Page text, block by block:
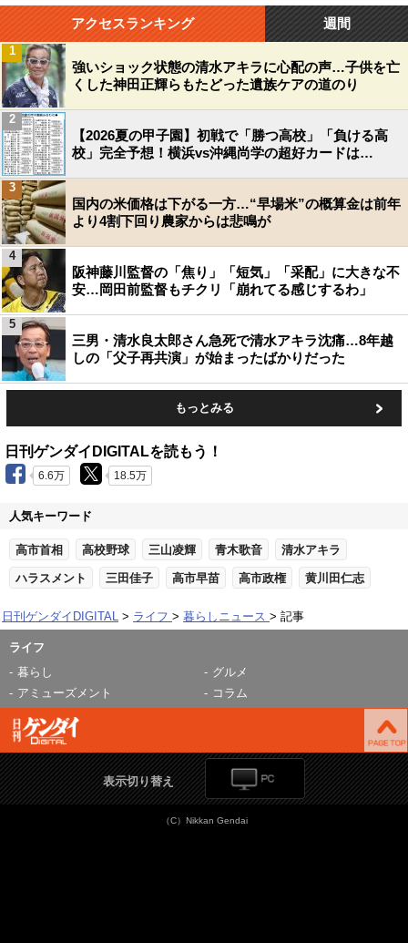
アクセスランキング 週間
強いショック状態の清水アキラに心配の声…子供を亡
くした神田正輝らもたどった遺族ケアの道のり
1
【2026夏の甲子園】初戦で「勝つ高校」「負ける高
校」完全予想！横浜vs沖縄尚学の超好カードは…
2
国内の米価格は下がる一方…“早場米”の概算金は前年
より4割下回り農家からは悲鳴が
3
阪神藤川監督の「焦り」「短気」「采配」に大きな不
安…岡田前監督もチクリ「崩れてる感じするわ」
4
三男・清水良太郎さん急死で清水アキラ沈痛…8年越
しの「父子再共演」が始まったばかりだった
5
もっとみる
日刊ゲンダイDIGITALを読もう！
6.6万 18.5万
人気キーワード
高市首相 高校野球 三山凌輝 青木歌音 清水アキラ
ハラスメント 三田佳子 高市早苗 高市政権 黄川田仁志
日刊ゲンダイDIGITAL ライフ 暮らしニュース 記事
ライフ
暮らし
グルメ
アミューズメント
コラム
表示切り替え
（C）Nikkan Gendai